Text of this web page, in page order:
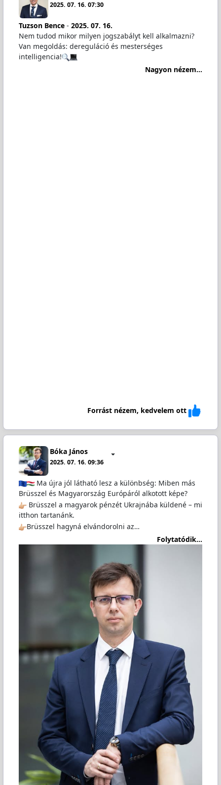
2025. 07. 16. 07:30
Tuzson Bence- 2025. 07. 16.
Nem tudod mikor milyen jogszabályt kell alkalmazni?
Van megoldás: dereguláció és mesterséges
intelligencia!
Nagyon nézem...
Forrást nézem, kedvelem ott
Bóka János
2025. 07. 16. 09:36
Ma újra jól látható lesz a különbség: Miben más
Brüsszel és Magyarország Európáról alkotott képe?
Brüsszel a magyarok pénzét Ukrajnába küldené – mi
itthon tartanánk.
Brüsszel hagyná elvándorolni az…
Folytatódik...